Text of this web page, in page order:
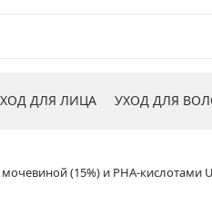
ДЛЯ ЛИЦА УХОД ДЛЯ
(15%) и PHA-кислотами